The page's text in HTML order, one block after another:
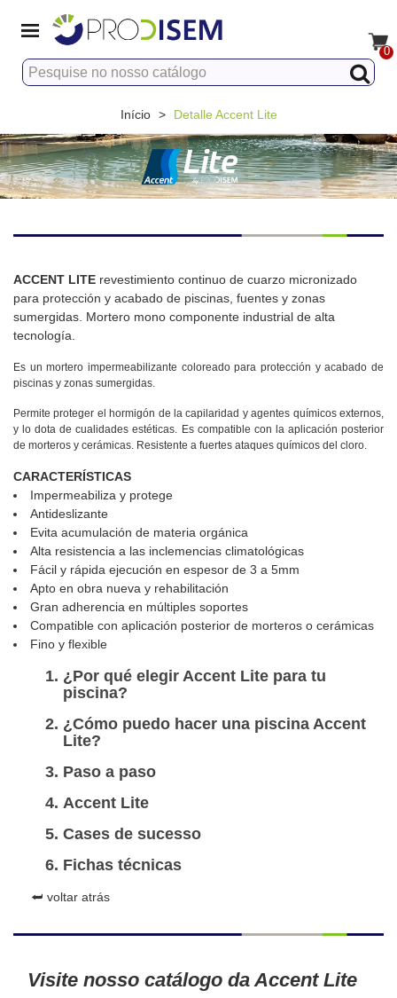
0
Início > Detalle Accent Lite
ACCENT LITE revestimiento continuo de cuarzo micronizado
para protección y acabado de piscinas, fuentes y zonas
sumergidas. Mortero mono componente industrial de alta
tecnología.
Es un mortero impermeabilizante coloreado para protección y acabado de
piscinas y zonas sumergidas.
Permite proteger el hormigón de la capilaridad y agentes químicos externos,
y lo dota de cualidades estéticas. Es compatible con la aplicación posterior
de morteros y cerámicas. Resistente a fuertes ataques químicos del cloro.
CARACTERÍSTICAS
Impermeabiliza y protege
Antideslizante
Evita acumulación de materia orgánica
Alta resistencia a las inclemencias climatológicas
Fácil y rápida ejecución en espesor de 3 a 5mm
Apto en obra nueva y rehabilitación
Gran adherencia en múltiples soportes
Compatible con aplicación posterior de morteros o cerámicas
Fino y flexible
¿Por qué elegir Accent Lite para tu
piscina?
¿Cómo puedo hacer una piscina Accent
Lite?
Paso a paso
Accent Lite
Cases de sucesso
Fichas técnicas
⮨ voltar atrás
Visite nosso catálogo da Accent Lite